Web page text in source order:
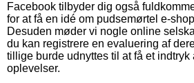
Facebook tilbyder dig også
for at få en idé om pudsemørtel e-
Desuden møder vi nogle online
du kan registrere en evaluering af
tillige burde udnyttes til at få et
oplevelser.